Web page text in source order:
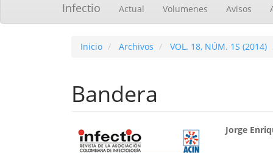
Infectio Actual Volumenes Avisos
Inicio Archivos VOL. 18, NÚM. 1S (2014)
Bandera
Barra
Jorge